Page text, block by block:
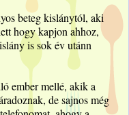
beteg kislánytól, aki
hogy kapjon ahhoz,
is sok év utánn
ember mellé, akik a
de sajnos még